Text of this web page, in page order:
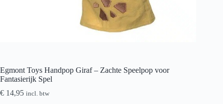
Egmont Toys Handpop Giraf – Zachte Speelpop voor
Fantasierijk Spel
€ 14,95 incl. btw